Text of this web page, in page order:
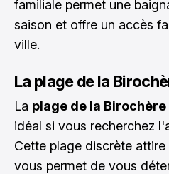
familiale permet une
saison et offre un accès
ville.
La plage de la
La plage de la Birochère
idéal si vous recherchez
Cette plage discrète
vous permet de vous